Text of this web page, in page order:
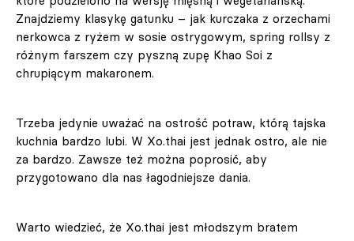
Znajdziemy klasykę gatunku – jak kurczaka z orzechami
nerkowca z ryżem w sosie ostrygowym, spring rollsy z
różnym farszem czy pyszną zupę Khao Soi z
chrupiącym makaronem.
Trzeba jedynie uważać na ostrość potraw, którą tajska
kuchnia bardzo lubi. W Xo.thai jest jednak ostro, ale nie
za bardzo. Zawsze też można poprosić, aby
przygotowano dla nas łagodniejsze dania.
Warto wiedzieć, że Xo.thai jest młodszym bratem